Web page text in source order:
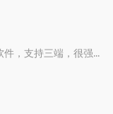
泡泡视频，媲美大师兄的影视追剧软件，支持三端，很强！